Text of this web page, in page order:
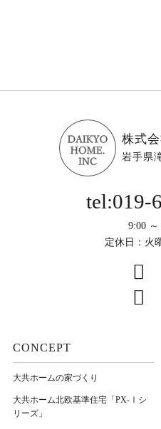
株式
岩手県
tel:019-
9:00 ～
定休日：火
CONCEPT
大共ホームの家づくり
大共ホーム北欧基準住宅「PX-Ⅰシ
リーズ」